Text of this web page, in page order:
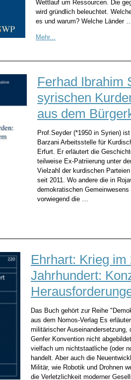
Wettlauf um Ressourcen. Die
wird gründlich beleuchtet.
es und warum? Welche Länder
Mehr...
Ferhad Ibrahim
syrischen
aus dem
Prof.Seyder (*1950 in Syrien)
Barzani Arbeitsstelle für
Erfurt. Er erläutert die
teilweise Ex-Patriierung unter
Vielzahl der kurdischen
seit 2011. Wo andere die in
demokratischen
vorwiegend die …
Ehrhart: Krieg im
Jahrhundert:
Das Buch gehört zur Reihe
aus dem Nomos-Verlag Es
militärischer Auseinandersetzung,
Genfer Konvention nicht
vielfach um nichtstaatliche (oder
handelt. Aber auch die
Militär, wie Robotik und Drohnen
die Verletzlichkeit moderner